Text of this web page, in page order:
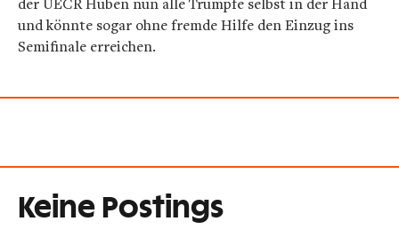
und könnte sogar ohne fremde Hilfe den Einzug ins
Semifinale erreichen.
Keine Postings